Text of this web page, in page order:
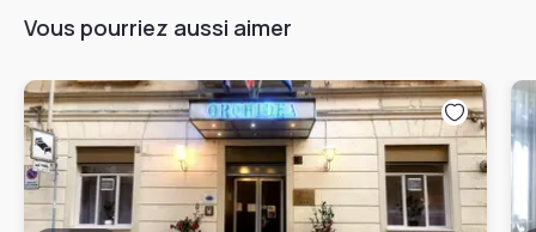
Vous pourriez aussi aimer